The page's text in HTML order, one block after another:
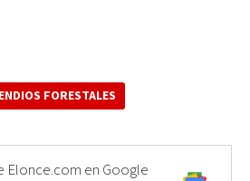
FORESTALES
Elonce.com en Google